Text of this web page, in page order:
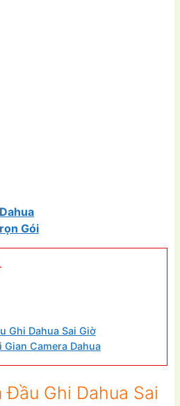
Gói
Ghi Dahua Sai Giờ
Camera Dahua
Ghi Dahua Sai